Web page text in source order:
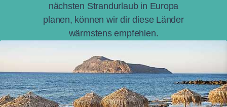
nächsten Strandurlaub in Europa
planen, können wir dir diese Länder
wärmstens empfehlen.